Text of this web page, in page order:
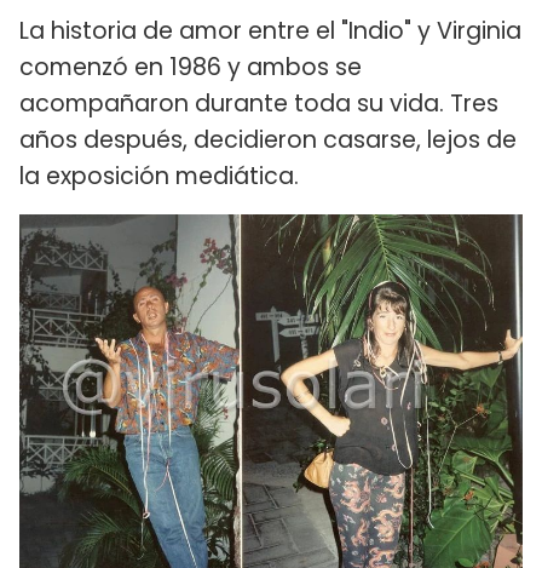
La historia de amor entre el "Indio" y Virginia
comenzó en 1986 y ambos se
acompañaron durante toda su vida. Tres
años después, decidieron casarse, lejos de
la exposición mediática.